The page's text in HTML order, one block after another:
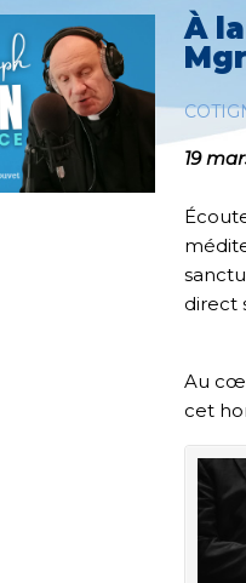
À
19
direct
Au
cet